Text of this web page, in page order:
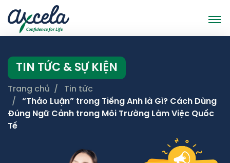
TIN TỨC & SỰ KIỆN
Trang chủ
Tin tức
“Thảo Luận” trong Tiếng Anh là Gì? Cách Dùng
Đúng Ngữ Cảnh trong Môi Trường Làm Việc Quốc
Tế